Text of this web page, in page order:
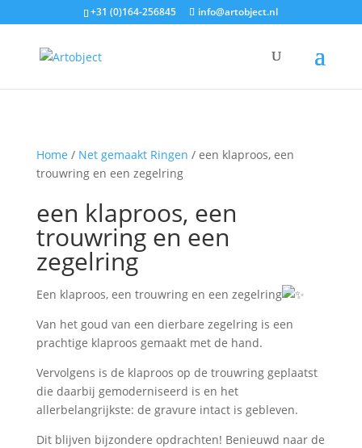
+31 (0)164-256845 info@artobject.nl
Home / Net gemaakt Ringen / een klaproos, een
trouwring en een zegelring
een klaproos, een
trouwring en een
zegelring
Een klaproos, een trouwring en een zegelring
Van het goud van een dierbare zegelring is een
prachtige klaproos gemaakt met de hand.
Vervolgens is de klaproos op de trouwring geplaatst
die daarbij gemoderniseerd is en het
allerbelangrijkste: de gravure intact is gebleven.
Dit blijven bijzondere opdrachten! Benieuwd naar de